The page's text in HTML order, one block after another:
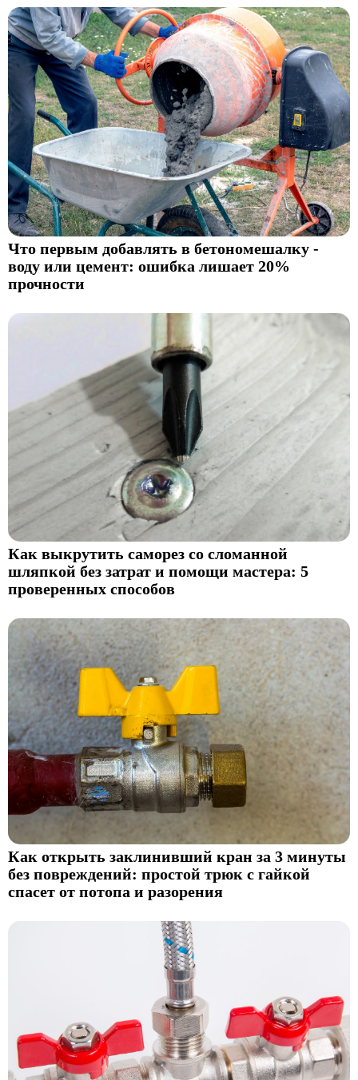
Что первым добавлять в бетономешалку -
воду или цемент: ошибка лишает 20%
прочности
Как выкрутить саморез со сломанной
шляпкой без затрат и помощи мастера: 5
проверенных способов
Как открыть заклинивший кран за 3 минуты
без повреждений: простой трюк с гайкой
спасет от потопа и разорения